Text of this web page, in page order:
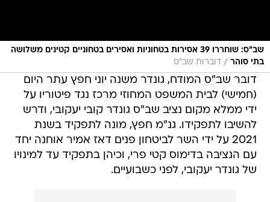
שב"ס: שוחררו 39 אסירות בטחוניות ואסירים בטחוניים קטינים משלושה
בתי סוהר / דוברות שב"ס
דובר שב"ס המודח, גונדר משנה יוני חפץ עתר היום
(חמישי) לבית המשפט המחוזי מרכז נגד פיטוריו על
ידי ממלא מקום נציב שב"ס גונדר קובי יעקובי, ודרש
להשיבו לתפקידו. גנ"מ חפץ, מונה לתפקיד בשנת
2021 על ידי השר לביטחון פנים דאז אמיר אוחנה יחד
עם הנציבה בדימוס קטי פרי, וכיהן בתפקיד עד למינויו
של גונדר יעקובי, לפני כשבועיים.